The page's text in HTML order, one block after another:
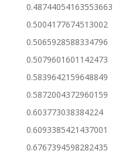
0.48744054163553663
0.5004177674513002
0.5065928588334796
0.5079601601142473
0.5839642159648849
0.5872004372960159
0.603773038384224
0.6093385421437001
0.6767394598282435